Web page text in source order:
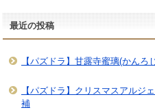
最近の投稿
【パズドラ】甘露寺蜜璃(かん
【パズドラ】クリスマスアルジ
補